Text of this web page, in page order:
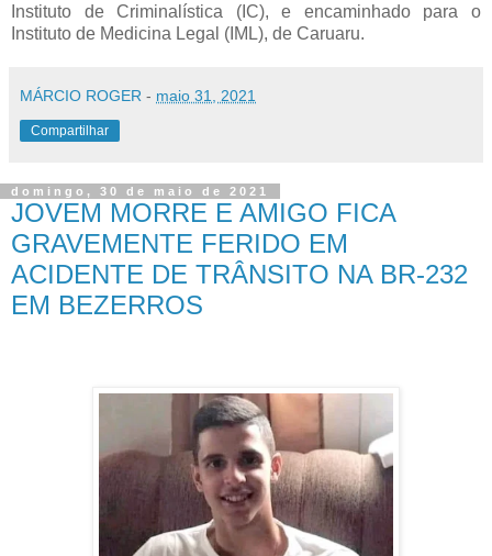
Instituto de Criminalística (IC), e encaminhado para o
Instituto de Medicina Legal (IML), de Caruaru.
MÁRCIO ROGER - maio 31, 2021
Compartilhar
domingo, 30 de maio de 2021
JOVEM MORRE E AMIGO FICA
GRAVEMENTE FERIDO EM
ACIDENTE DE TRÂNSITO NA BR-232
EM BEZERROS